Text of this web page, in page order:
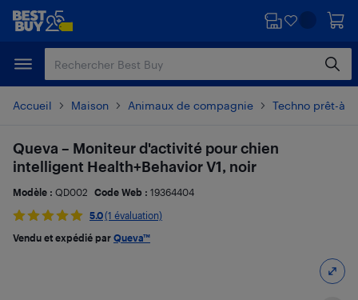
Passer
principal
Passer
Accueil Maison Animaux de compagnie Techno prêt-à-
Queva – Moniteur d'activité pour chien
intelligent Health+Behavior V1, noir
Modèle : QD002 Code Web : 19364404
5.0(1 évaluation)
Vendu et expédié par Queva™